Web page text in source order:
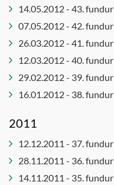
14.05.2012 - 43. fundur
07.05.2012 - 42. fundur
26.03.2012 - 41. fundur
12.03.2012 - 40. fundur
29.02.2012 - 39. fundur
16.01.2012 - 38. fundur
2011
12.12.2011 - 37. fundur
28.11.2011 - 36. fundur
14.11.2011 - 35. fundur